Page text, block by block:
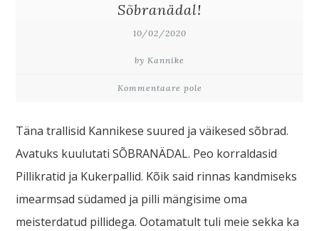
Sõbranädal!
10/02/2020
by Kannike
Kommentaare pole
Täna trallisid Kannikese suured ja väikesed sõbrad.
Avatuks kuulutati SÕBRANÄDAL. Peo korraldasid
Pillikratid ja Kukerpallid. Kõik said rinnas kandmiseks
imearmsad südamed ja pilli mängisime oma
meisterdatud pillidega. Ootamatult tuli meie sekka ka